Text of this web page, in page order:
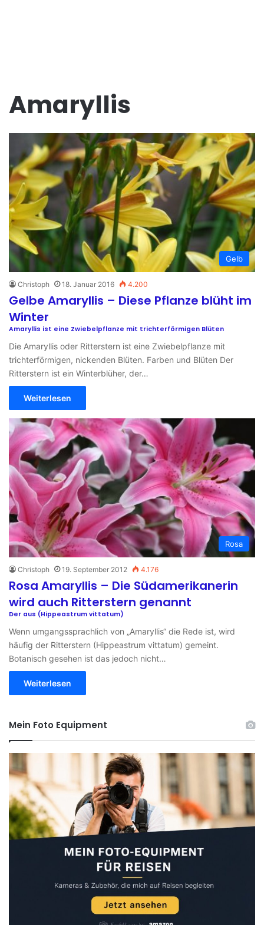
Amaryllis
Gelb
Christoph 18. Januar 2016 4.200
Gelbe Amaryllis – Diese Pflanze blüht im
Winter
Amaryllis ist eine Zwiebelpflanze mit trichterförmigen Blüten
Die Amaryllis oder Ritterstern ist eine Zwiebelpflanze mit
trichterförmigen, nickenden Blüten. Farben und Blüten Der
Ritterstern ist ein Winterblüher, der…
Weiterlesen
Rosa
Christoph 19. September 2012 4.176
Rosa Amaryllis – Die Südamerikanerin
wird auch Ritterstern genannt
Der aus (Hippeastrum vittatum)
Wenn umgangssprachlich von „Amaryllis“ die Rede ist, wird
häufig der Ritterstern (Hippeastrum vittatum) gemeint.
Botanisch gesehen ist das jedoch nicht…
Weiterlesen
Mein Foto Equipment